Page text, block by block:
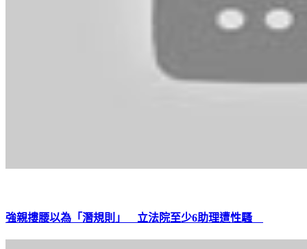
強親摟腰以為「潛規則」 立法院至少6助理遭性騷